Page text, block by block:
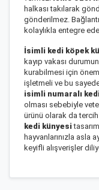
halkası takılarak
gönderilmez.
kolaylıkla entegre
İsimli kedi köpek
kayıp vakası
kurabilmesi için
işletmeli ve bu sayede
isimli numaralı
olması sebebiyle
ürünü olarak da
kedi künyesi
hayvanlarınızla asla
keyifli alışverişler